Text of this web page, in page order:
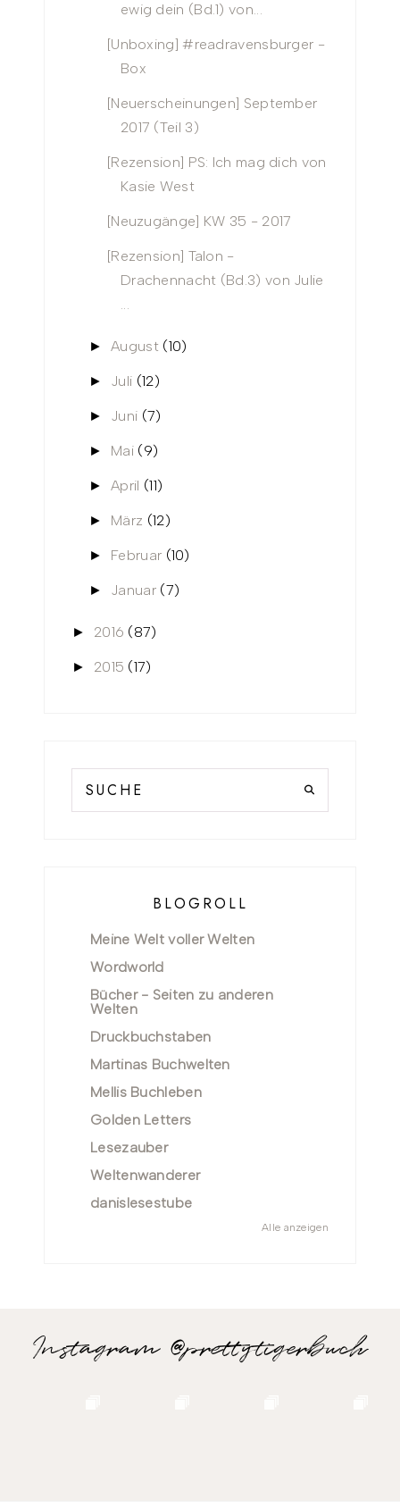
ewig dein (Bd.1) von...
[Unboxing] #readravensburger -
Box
[Neuerscheinungen] September
2017 (Teil 3)
[Rezension] PS: Ich mag dich von
Kasie West
[Neuzugänge] KW 35 - 2017
[Rezension] Talon -
Drachennacht (Bd.3) von Julie
...
►August (10)
► Juli (12)
► Juni (7)
► Mai (9)
►April (11)
► März (12)
► Februar (10)
► Januar (7)
► 2016 (87)
► 2015 (17)
BLOGROLL
Meine Welt voller Welten
Wordworld
Bücher - Seiten zu anderen
Welten
Druckbuchstaben
Martinas Buchwelten
Mellis Buchleben
Golden Letters
Lesezauber
Weltenwanderer
danislesestube
Alle anzeigen
Instagram @prettytigerbuch